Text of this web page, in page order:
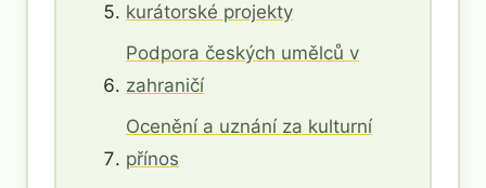
kurátorské projekty
Podpora českých umělců v
zahraničí
Ocenění a uznání za kulturní
přínos